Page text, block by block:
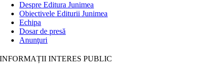
Despre Editura Junimea
Obiectivele Editurii Junimea
Echipa
Dosar de presă
Anunţuri
INFORMAȚII INTERES PUBLIC